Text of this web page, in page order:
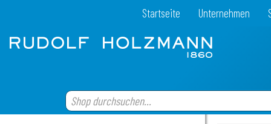
Startseite Unternehmen